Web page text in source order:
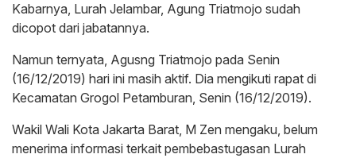
Kabarnya, Lurah Jelambar, Agung Triatmojo sudah
dicopot dari jabatannya.
Namun ternyata, Agusng Triatmojo pada Senin
(16/12/2019) hari ini masih aktif. Dia mengikuti rapat di
Kecamatan Grogol Petamburan, Senin (16/12/2019).
Wakil Wali Kota Jakarta Barat, M Zen mengaku, belum
menerima informasi terkait pembebastugasan Lurah